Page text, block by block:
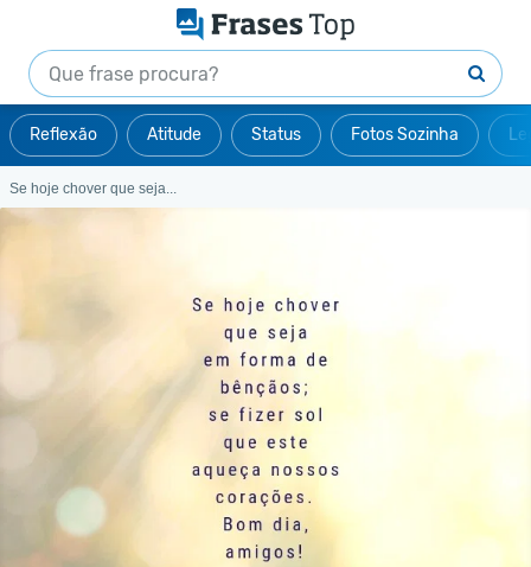
Reflexão Atitude Status Fotos Sozinha
Se hoje chover que seja...